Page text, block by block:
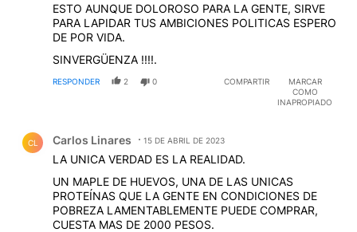
ESTO AUNQUE DOLOROSO PARA LA GENTE, SIRVE
PARA LAPIDAR TUS AMBICIONES POLITICAS ESPERO
DE POR VIDA.
SINVERGÜENZA !!!!.
RESPONDER 2 0 COMPARTIR
MARCAR
COMO
INAPROPIADO
CL Carlos Linares 15 DE ABRIL DE 2023
LA UNICA VERDAD ES LA REALIDAD.
UN MAPLE DE HUEVOS, UNA DE LAS UNICAS
PROTEÍNAS QUE LA GENTE EN CONDICIONES DE
POBREZA LAMENTABLEMENTE PUEDE COMPRAR,
CUESTA MAS DE 2000 PESOS.